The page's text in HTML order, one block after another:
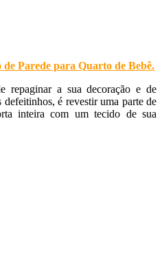
de Parede para Quarto de Bebê.
repaginar a sua decoração e de
defeitinhos, é revestir uma parte de
inteira com um tecido de sua